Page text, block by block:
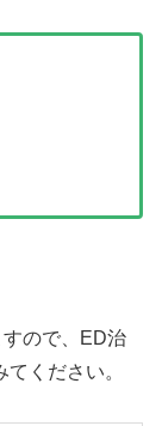
ので、ED治
ください。